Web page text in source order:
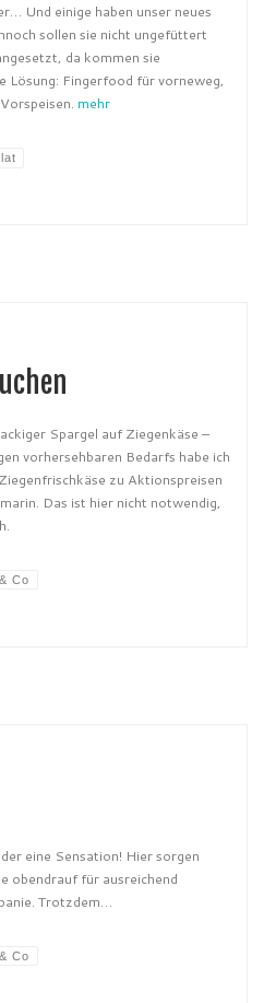
Und einige haben unser neues
sollen sie nicht ungefüttert
da kommen sie
Lösung: Fingerfood für vorneweg,
mehr
Spargel auf Ziegenkäse –
vorhersehbaren Bedarfs habe ich
zu Aktionspreisen
Das ist hier nicht notwendig,
Co
eine Sensation! Hier sorgen
obendrauf für ausreichend
Trotzdem…
Co